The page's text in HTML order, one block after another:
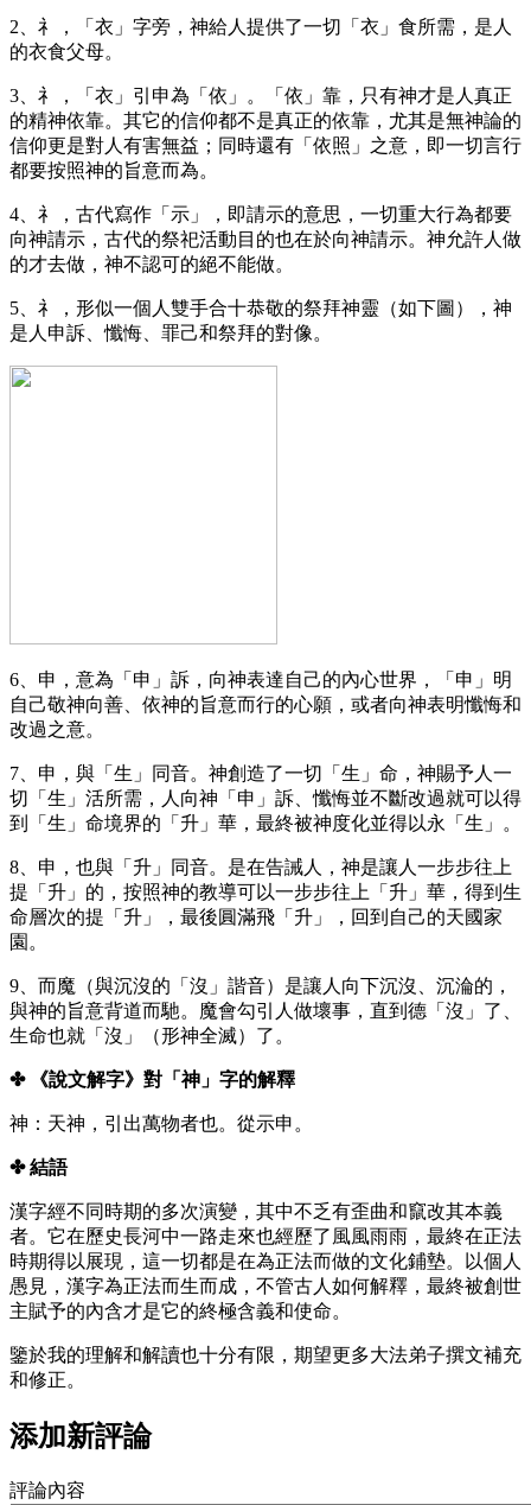
2、礻，「衣」字旁，神給人提供了一切「衣」食所需，是人
的衣食父母。
3、礻，「衣」引申為「依」。「依」靠，只有神才是人真正
的精神依靠。其它的信仰都不是真正的依靠，尤其是無神論的
信仰更是對人有害無益；同時還有「依照」之意，即一切言行
都要按照神的旨意而為。
4、礻，古代寫作「示」，即請示的意思，一切重大行為都要
向神請示，古代的祭祀活動目的也在於向神請示。神允許人做
的才去做，神不認可的絕不能做。
5、礻，形似一個人雙手合十恭敬的祭拜神靈（如下圖），神
是人申訴、懺悔、罪己和祭拜的對像。
6、申，意為「申」訴，向神表達自己的內心世界，「申」明
自己敬神向善、依神的旨意而行的心願，或者向神表明懺悔和
改過之意。
7、申，與「生」同音。神創造了一切「生」命，神賜予人一
切「生」活所需，人向神「申」訴、懺悔並不斷改過就可以得
到「生」命境界的「升」華，最終被神度化並得以永「生」。
8、申，也與「升」同音。是在告誡人，神是讓人一步步往上
提「升」的，按照神的教導可以一步步往上「升」華，得到生
命層次的提「升」，最後圓滿飛「升」，回到自己的天國家
園。
9、而魔（與沉沒的「沒」諧音）是讓人向下沉沒、沉淪的，
與神的旨意背道而馳。魔會勾引人做壞事，直到德「沒」了、
生命也就「沒」（形神全滅）了。
✤ 《說文解字》對「神」字的解釋
神：天神，引出萬物者也。從示申。
✤ 結語
漢字經不同時期的多次演變，其中不乏有歪曲和竄改其本義
者。它在歷史長河中一路走來也經歷了風風雨雨，最終在正法
時期得以展現，這一切都是在為正法而做的文化鋪墊。以個人
愚見，漢字為正法而生而成，不管古人如何解釋，最終被創世
主賦予的內含才是它的終極含義和使命。
鑒於我的理解和解讀也十分有限，期望更多大法弟子撰文補充
和修正。
添加新評論
評論內容